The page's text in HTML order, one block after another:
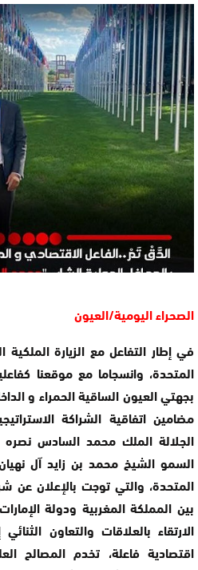
الصحراء اليومية/العيون
في إطار التفاعل مع الزيارة الملكية
المتحدة، وانسجاما مع موقعنا
بجهتي العيون الساقية الحمراء و
مضامين اتفاقية الشراكة
الجلالة الملك محمد السادس
السمو الشيخ محمد بن زايد آل
المتحدة، والتي توجت بالإعلان عن
بين المملكة المغربية ودولة
الارتقاء بالعلاقات والتعاون
اقتصادية فاعلة، تخدم المصالح